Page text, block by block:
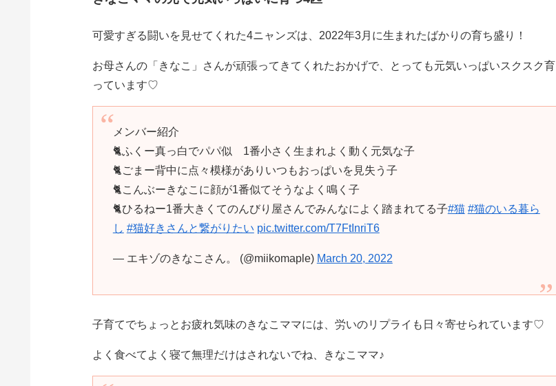
可愛すぎる闘いを見せてくれた4ニャンズは、2022年3月に生まれたばかりの育ち盛り！
お母さんの「きなこ」さんが頑張ってきてくれたおかげで、とっても元気いっぱいスクスク育
っています♡
メンバー紹介
🐈ふくー真っ白でパパ似 1番小さく生まれよく動く元気な子
🐈ごまー背中に点々模様がありいつもおっぱいを見失う子
🐈こんぶーきなこに顔が1番似てそうなよく鳴く子
🐈ひるねー1番大きくてのんびり屋さんでみんなによく踏まれてる子#猫 #猫のいる暮ら
し #猫好きさんと繋がりたい pic.twitter.com/T7FtInriT6
— エキゾのきなこさん。 (@miikomaple) March 20, 2022
子育てでちょっとお疲れ気味のきなこママには、労いのリプライも日々寄せられています♡
よく食べてよく寝て無理だけはされないでね、きなこママ♪